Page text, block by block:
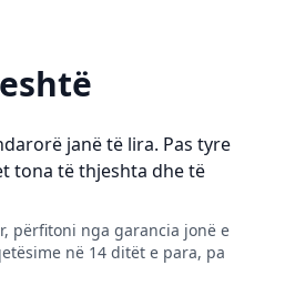
janë të lira. Pas tyre
tona të thjeshta dhe të
përfitoni nga garancia jonë e
në 14 ditët e para, pa